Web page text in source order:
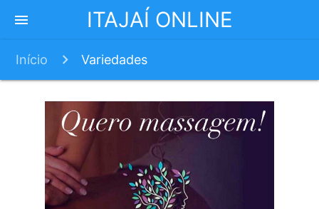
ITAJAÍ ONLINE
menu
Início Variedades